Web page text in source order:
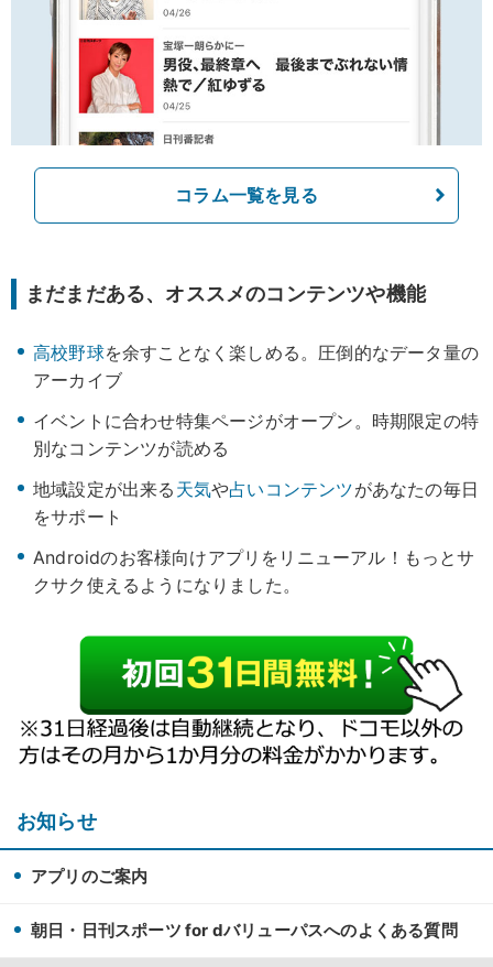
コラム一覧を見る
まだまだある、オススメのコンテンツや機能
高校野球を余すことなく楽しめる。圧倒的なデータ量の
アーカイブ
イベントに合わせ特集ページがオープン。時期限定の特
別なコンテンツが読める
地域設定が出来る 天気や占いコンテンツがあなたの毎日
をサポート
Androidのお客様向けアプリをリニューアル！もっとサ
クサク使えるようになりました。
お知らせ
アプリのご案内
朝日・日刊スポーツ for dバリューパスへのよくある質問